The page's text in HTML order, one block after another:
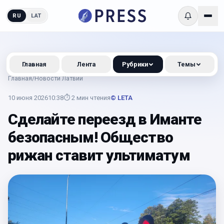
RU LAT
Главная/Новости Латвии
10 июня 202610:38⏱ 2 мин чтения© LETA
Сделайте переезд в Иманте
безопасным! Общество
рижан ставит ультиматум
Главная Лента Рубрики Темы